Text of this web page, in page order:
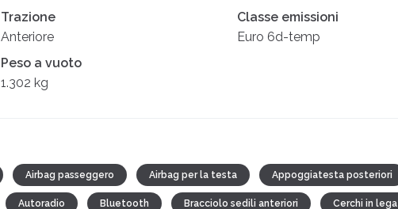
Trazione
Anteriore
Peso a vuoto
1.302 kg
Classe emissioni
Euro 6d-temp
Airbag passeggero Airbag per la testa Appoggiatesta posteriori
Autoradio Bluetooth Bracciolo sedili anteriori Cerchi in lega